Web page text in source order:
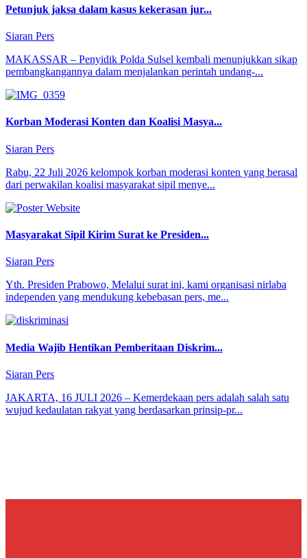
Petunjuk jaksa dalam kasus kekerasan jur...
Siaran Pers
MAKASSAR – Penyidik Polda Sulsel kembali menunjukkan sikap
pembangkangannya dalam menjalankan perintah undang-...
Korban Moderasi Konten dan Koalisi Masya...
Siaran Pers
Rabu, 22 Juli 2026 kelompok korban moderasi konten yang berasal
dari perwakilan koalisi masyarakat sipil menye...
Masyarakat Sipil Kirim Surat ke Presiden...
Siaran Pers
Yth. Presiden Prabowo, Melalui surat ini, kami organisasi nirlaba
independen yang mendukung kebebasan pers, me...
Media Wajib Hentikan Pemberitaan Diskrim...
Siaran Pers
JAKARTA, 16 JULI 2026 – Kemerdekaan pers adalah salah satu
wujud kedaulatan rakyat yang berdasarkan prinsip-pr...